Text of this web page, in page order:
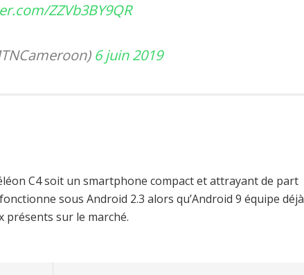
ZZVb3BY9QR
6 juin 2019
C4 soit un smartphone compact et attrayant de part
sous Android 2.3 alors qu’Android 9 équipe déjà
présents sur le marché.